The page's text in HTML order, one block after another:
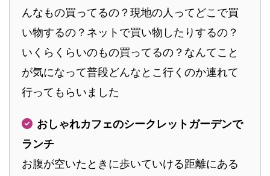
んなもの買ってるの？現地の人ってどこで買
い物するの？ネットで買い物したりするの？
いくらくらいのもの買ってるの？なんてこと
が気になって普段どんなとこ行くのか連れて
行ってもらいました
おしゃれカフェのシークレットガーデンで
ランチ
お腹が空いたときに歩いていける距離にある